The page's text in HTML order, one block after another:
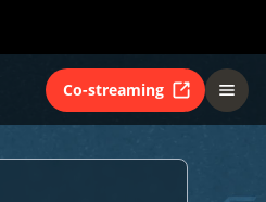
Co-streaming